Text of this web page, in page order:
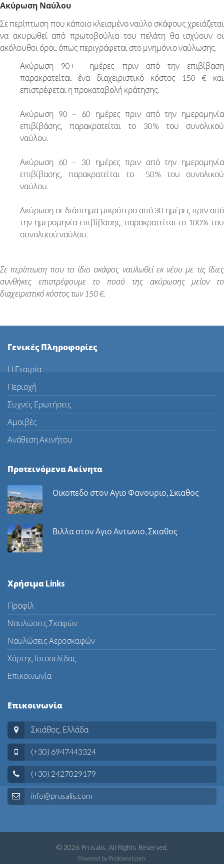
Ακύρωση Ναύλου
Σε περίπτωση που κάποιο κλεισμένο ναύλο σκάφους χρειάζεται
να ακυρωθεί από πρωτοβούλια του πελάτη θα ισχύουν οι
ακόλουθοι όροι, όπως περιγράφεται στο μνημόνιο ναύλωσης.
Ακύρωση 90+ ημέρες πριν από την επιβίβαση
παρακρατείται ένα διαχειριστικό κόστος 150 € και
επιστρέφεται η προκαταβολή κράτησης.
Ακύρωση 90 – 60 ημέρες πριν από την ημερομηνία
επιβίβάσης, παρακρατείται το 30% του συνολικού
ναύλου.
Ακύρωση 60 – 30 ημέρες πριν από την ημερομηνία
επιβίβασης, παρακρατείται το 50% του συνολικού
ναύλου.
Ακύρωση σε διάστημα μικρότερο από 30 ημέρες πριν από
την ημερομηνία επιβίβασης, παρακρατείται το 100% του
συνολικού ναύλου.
Σε περίπτωση που το ίδιο σκάφος ναυλωθεί εκ νέου με τις ίδιες
συνθήκες επιστρέφουμε το ποσό της ακύρωσης μείον το
διαχειριστικό κόστος των 150 €.
Γενικές Πληροφορίες
Η Εταιρία
Περιοχή
Συχνές Ερωτήσεις
Αμοιβές
Ανάθεση Ακινήτου
Προτεινόμενα Ακίνητα
Οικοπεδο στον Αγιο Φανουριο, Σκιαθος
Βιλλα στον Αγιο Αντωνιο, Σκιαθος
Χρήσιμα Links
Προφίλ
Ναυλώσεις Σκαφών
Ναυλώσεις Αεροσκαφών
Χάρτης Ιστοσελίδας
Επικοινωνία
Επικοινωνία
Σκιάθος, Ελλάδα
(+30) 6947443324
(+30) 2427029179
info@prusalis.com
© 2026 Prusalis. All Rights Reserved.
Powered by Protosnet.com